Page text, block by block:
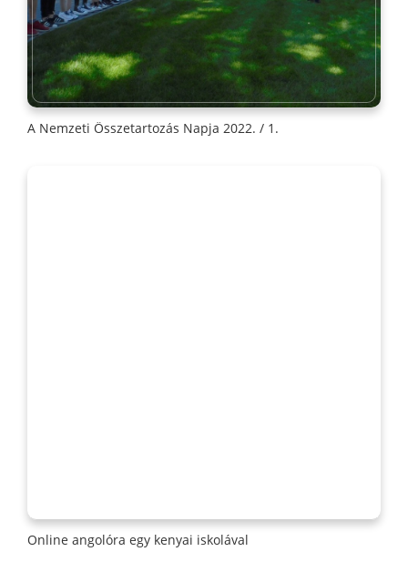
A Nemzeti Összetartozás Napja 2022. / 1.
Online angolóra egy kenyai iskolával